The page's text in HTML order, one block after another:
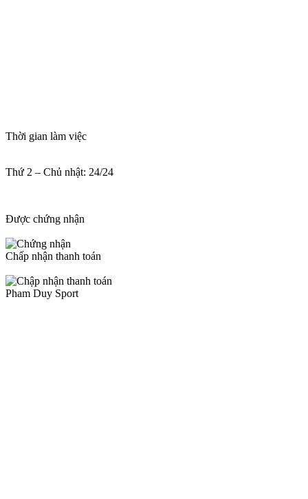
Thời gian làm việc
Thứ 2 – Chủ nhật: 24/24
Được chứng nhận
Chấp nhận thanh toán
Pham Duy Sport